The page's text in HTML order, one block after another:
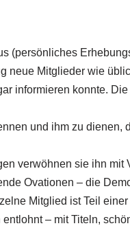
(persönliches
neue Mitglieder wie
informieren konnte. Die
und ihm zu dienen,
verwöhnen sie ihn mit
Ovationen – die
Mitglied ist Teil
– mit Titeln,